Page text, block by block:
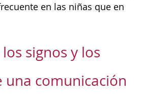
en las niñas que en
signos y los
una comunicación